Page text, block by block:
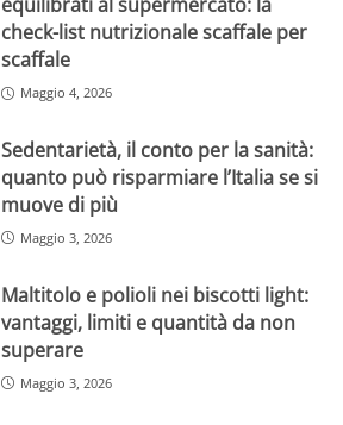
check-list nutrizionale scaffale per
scaffale
Maggio 4, 2026
Sedentarietà, il conto per la sanità:
quanto può risparmiare l’Italia se si
muove di più
Maggio 3, 2026
Maltitolo e polioli nei biscotti light:
vantaggi, limiti e quantità da non
superare
Maggio 3, 2026